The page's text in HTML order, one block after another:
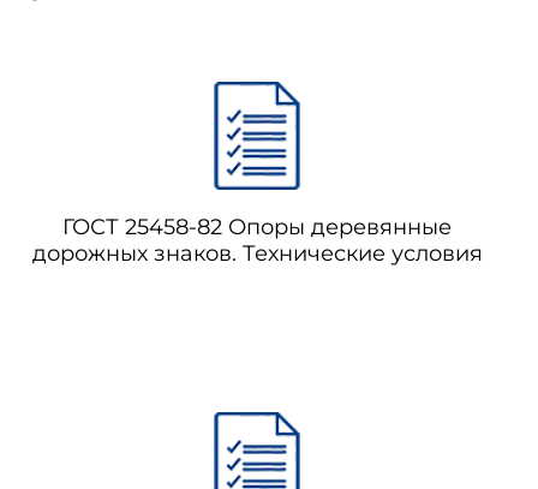
ГОСТ 25458-82 Опоры деревянные
дорожных знаков. Технические условия